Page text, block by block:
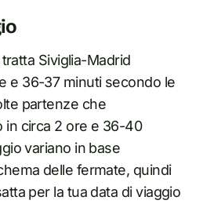
Siviglia-Madrid
e 36-37 minuti secondo le
partenze che
in circa 2 ore e 36-40
variano in base
delle fermate, quindi
per la tua data di viaggio